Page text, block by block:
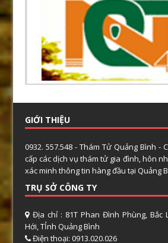
GIỚI THIỆU
0932. 557.548 - Thám Tử Quảng Bình -
cấp các dịch vụ thám tử gia đình, hôn
xác minh thông tin hàng đầu tại Quảng
TRỤ SỞ CÔNG TY
Địa chỉ : 81T Phan Đình Phùng, Bắc
Hới, TỈnh Quảng Bình
Điện thoại: 0913.020.026